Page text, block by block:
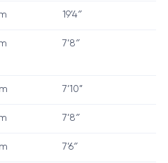
19’4″
7’8″
7’10”
7’8″
7’6″